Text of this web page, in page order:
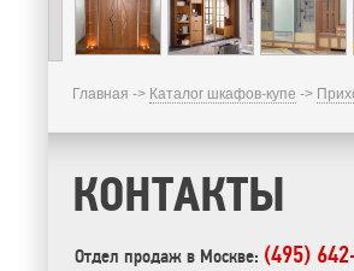
Главная -> Каталог шкафов-купе ->
КОНТАКТЫ
Отдел продаж в Москве: (495)